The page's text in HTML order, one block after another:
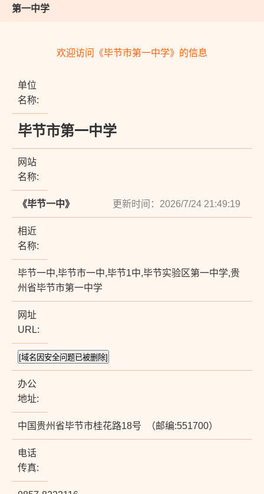
第一中学
欢迎访问《毕节市第一中学》的信息
单位
名称:
毕节市第一中学
网站
名称:
《毕节一中》 更新时间：2026/7/24 21:49:19
相近
名称:
毕节一中,毕节市一中,毕节1中,毕节实验区第一中学,贵
州省毕节市第一中学
网址
URL:
办公
地址:
中国贵州省毕节市桂花路18号 （邮编:551700）
电话
传真: